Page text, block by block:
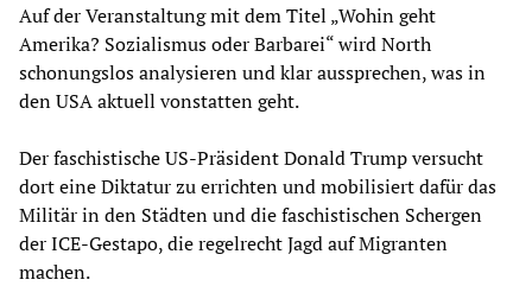
Auf der Veranstaltung mit dem Titel „Wohin geht
Amerika? Sozialismus oder Barbarei“ wird North
schonungslos analysieren und klar aussprechen, was in
den USA aktuell vonstatten geht.
Der faschistische US-Präsident Donald Trump versucht
dort eine Diktatur zu errichten und mobilisiert dafür das
Militär in den Städten und die faschistischen Schergen
der ICE-Gestapo, die regelrecht Jagd auf Migranten
machen.